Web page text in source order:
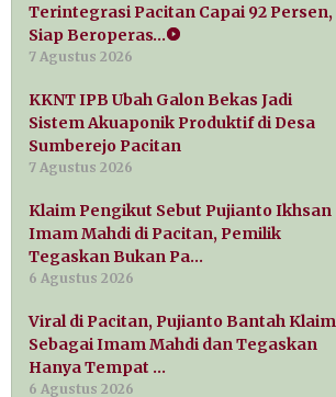
Terintegrasi Pacitan Capai 92 Persen,
Siap Beroperas…
7 Agustus 2026
KKNT IPB Ubah Galon Bekas Jadi
Sistem Akuaponik Produktif di Desa
Sumberejo Pacitan
7 Agustus 2026
Klaim Pengikut Sebut Pujianto Ikhsan
Imam Mahdi di Pacitan, Pemilik
Tegaskan Bukan Pa…
6 Agustus 2026
Viral di Pacitan, Pujianto Bantah Klaim
Sebagai Imam Mahdi dan Tegaskan
Hanya Tempat …
6 Agustus 2026